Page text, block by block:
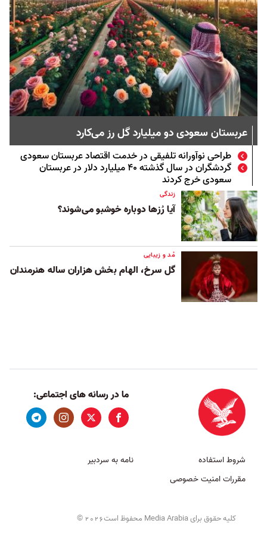
عربستان سعودی دو میلیارد گل رز می‌کارد
طراحی نوآورانه تلفیقی در خدمت اقتصاد عربستان سعودی
گردشگران در سال گذشته ۴۰ میلیارد دلار در عربستان
سعودی خرج کردند
زندگی
آیا رُزها دوباره خوشبو می‌شوند؟
مُد و زیبایی
گل سرخ، الهام بخش هزاران ساله هنرمندان
ما در رسانه های اجتماعی:
شروط استفاده
مقررات امنیت خصوصی
نامه به سردبیر
کلیه حقوق برای Media Arabia محفوظ است 2026
©